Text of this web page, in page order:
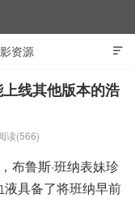

资源
线其他版本的浩
读(566)
布鲁斯·班纳表妹珍
具备了将班纳早前